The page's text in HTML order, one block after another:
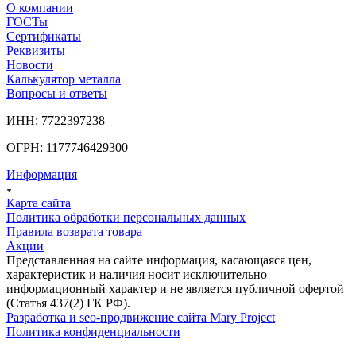
О компании
ГОСТы
Сертификаты
Реквизиты
Новости
Калькулятор металла
Вопросы и ответы
ИНН: 7722397238
ОГРН: 1177746429300
Информация
Карта сайта
Политика обработки персональных данных
Правила возврата товара
Акции
Представленная на сайте информация, касающаяся цен,
характеристик и наличия носит исключительно
информационный характер и не является публичной офертой
(Статья 437(2) ГК РФ).
Разработка и seo-продвижение сайта Mary Project
Политика конфиденциальности